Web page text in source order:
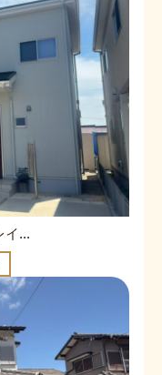
大口町｜外壁｜屋根｜ミネラルグレイ×オフホワイト｜チャコール